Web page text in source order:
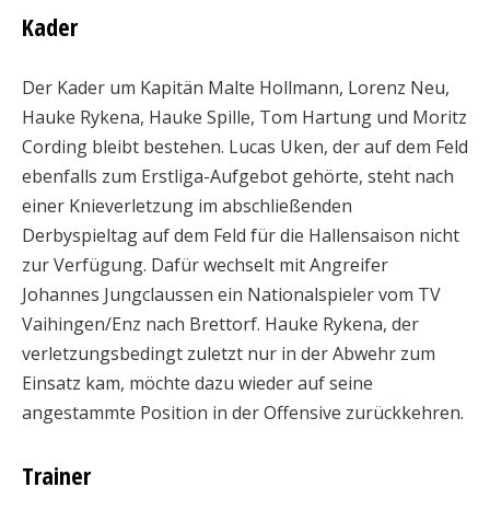
Kader
Der Kader um Kapitän Malte Hollmann, Lorenz Neu,
Hauke Rykena, Hauke Spille, Tom Hartung und Moritz
Cording bleibt bestehen. Lucas Uken, der auf dem Feld
ebenfalls zum Erstliga-Aufgebot gehörte, steht nach
einer Knieverletzung im abschließenden
Derbyspieltag auf dem Feld für die Hallensaison nicht
zur Verfügung. Dafür wechselt mit Angreifer
Johannes Jungclaussen ein Nationalspieler vom TV
Vaihingen/Enz nach Brettorf. Hauke Rykena, der
verletzungsbedingt zuletzt nur in der Abwehr zum
Einsatz kam, möchte dazu wieder auf seine
angestammte Position in der Offensive zurückkehren.
Trainer